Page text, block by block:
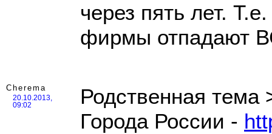
через пять лет.
фирмы отпадают
Cherema
20.10.2013,
09:02
Родственная тема
Города России -